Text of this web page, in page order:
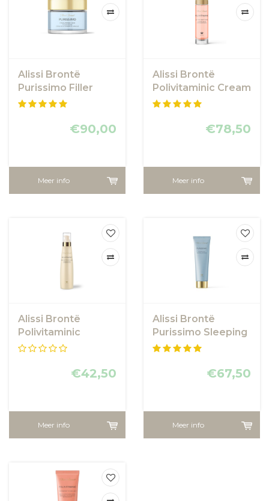
Alissi Brontë
Purissimo Filler
Cream
€90,00
Meer info
Alissi Brontë
Polivitaminic Cream
€78,50
Meer info
Alissi Brontë
Polivitaminic
Cleanser
€42,50
Meer info
Alissi Brontë
Purissimo Sleeping
Mask
€67,50
Meer info